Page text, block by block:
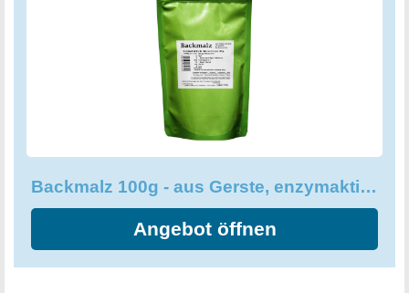
Backmalz 100g - aus Gerste, enzymaktiv - mind. 7 Monate MHD
Angebot öffnen